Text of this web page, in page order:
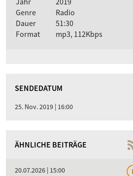
Genre
Radio
Dauer
51:30
Format
mp3, 112Kbps
SENDEDATUM
25. Nov. 2019 | 16:00
ÄHNLICHE BEITRÄGE
20.07.2026 | 15:00